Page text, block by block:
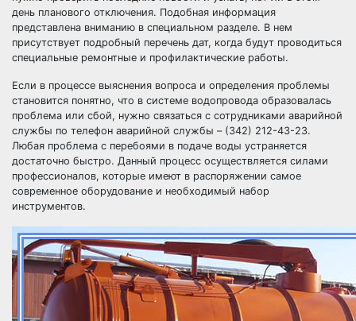
день планового отключения. Подобная информация
представлена вниманию в специальном разделе. В нем
присутствует подробный перечень дат, когда будут проводиться
специальные ремонтные и профилактические работы.
Если в процессе выяснения вопроса и определения проблемы
становится понятно, что в системе водопровода образовалась
проблема или сбой, нужно связаться с сотрудниками аварийной
службы по телефон аварийной службы – (342) 212-43-23.
Любая проблема с перебоями в подаче воды устраняется
достаточно быстро. Данный процесс осуществляется силами
профессионалов, которые имеют в распоряжении самое
современное оборудование и необходимый набор
инструментов.